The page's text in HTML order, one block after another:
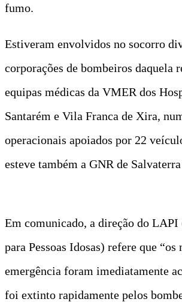
fumo.
Estiveram envolvidos no socorro
corporações de bombeiros daquela
equipas médicas da VMER dos
Santarém e Vila Franca de Xira,
operacionais apoiados por 22
esteve também a GNR de
Em comunicado, a direção do
para Pessoas Idosas) refere que “os
emergência foram imediatamente
foi extinto rapidamente pelos